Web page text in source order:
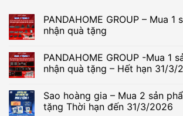
PANDAHOME GROUP – Mua 1
nhận quà tặng
bình
luận
ở
–
Mua
1
PANDAHOME GROUP -Mua 1
nhận quà tặng – Hết hạn 31/3/
bình
luận
ở
Sao hoàng gia – Mua 2 sản
tặng Thời hạn đến 31/3/2026